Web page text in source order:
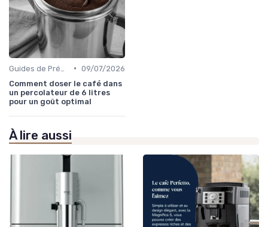
• 09/07/2026
Comment doser le café dans
un percolateur de 6 litres
pour un goût optimal
À lire aussi